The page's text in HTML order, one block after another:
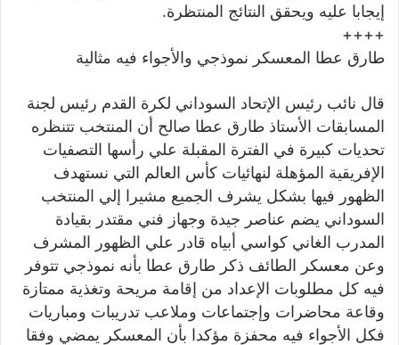
إيجابا عليه ويحقق النتائج المنتظرة.
++++
طارق عطا المعسكر نموذجي والأجواء فيه مثالية
قال نائب رئيس الإتحاد السوداني لكرة القدم رئيس لجنة
المسابقات الأستاذ طارق عطا صالح أن المنتخب تتنظره
تحديات كبيرة في الفترة المقبلة علي رأسها التصفيات
الإفريقية المؤهلة لنهائيات كأس العالم التي نستهدف
الظهور فيها بشكل يشرف الجميع مشيرا إلي المنتخب
السوداني يضم عناصر جيدة وجهاز فني مقتدر بقيادة
المدرب الغاني كواسي أبياه قادر علي الظهور المشرف
وعن معسكر الطائف ذكر طارق عطا بأنه نموذجي تتوفر
فيه كل مطلوبات الإعداد من إقامة مريحة وتغذية ممتازة
وقاعة محاضرات وإجتماعات وملاعب تدريبات ومباريات
فكل الأجواء فيه محفزة مؤكدا بأن المعسكر يمضي وفقا